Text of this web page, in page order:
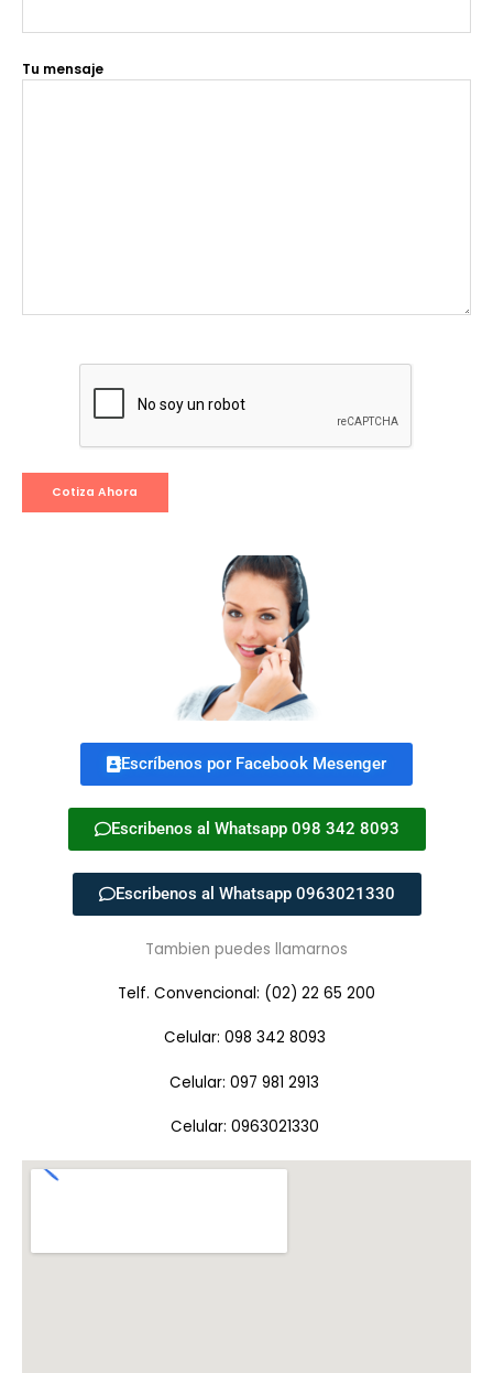
Tu mensaje
Escríbenos por Facebook Mesenger
Escribenos al Whatsapp 098 342 8093
Escribenos al Whatsapp 0963021330
Tambien puedes llamarnos
Telf. Convencional: (02) 22 65 200
Celular: 098 342 8093
Celular: 097 981 2913
Celular: 0963021330